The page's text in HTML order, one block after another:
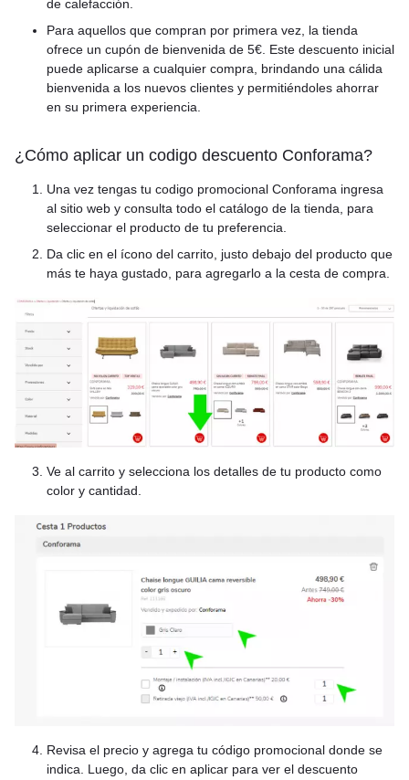
de calefacción.
Para aquellos que compran por primera vez, la tienda
ofrece un cupón de bienvenida de 5€. Este descuento inicial
puede aplicarse a cualquier compra, brindando una cálida
bienvenida a los nuevos clientes y permitiéndoles ahorrar
en su primera experiencia.
¿Cómo aplicar un codigo descuento Conforama?
Una vez tengas tu codigo promocional Conforama ingresa
al sitio web y consulta todo el catálogo de la tienda, para
seleccionar el producto de tu preferencia.
Da clic en el ícono del carrito, justo debajo del producto que
más te haya gustado, para agregarlo a la cesta de compra.
Ve al carrito y selecciona los detalles de tu producto como
color y cantidad.
Revisa el precio y agrega tu código promocional donde se
indica. Luego, da clic en aplicar para ver el descuento